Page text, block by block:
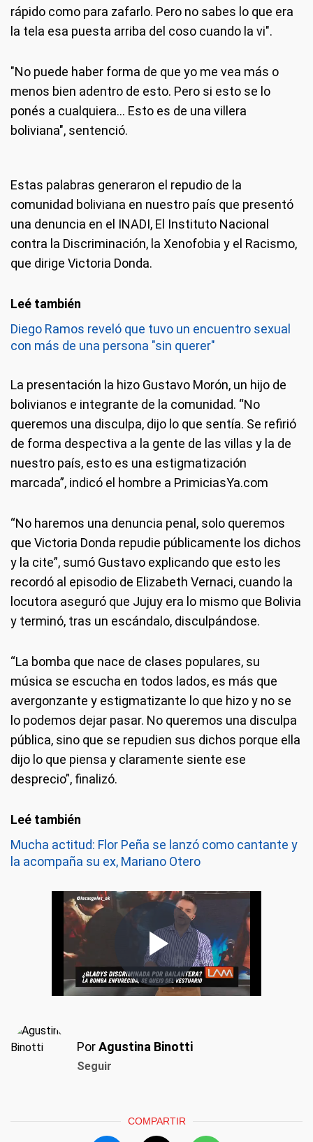
rápido como para zafarlo. Pero no sabes lo que era
la tela esa puesta arriba del coso cuando la vi".
"No puede haber forma de que yo me vea más o
menos bien adentro de esto. Pero si esto se lo
ponés a cualquiera... Esto es de una villera
boliviana", sentenció.
Estas palabras generaron el repudio de la
comunidad boliviana en nuestro país que presentó
una denuncia en el INADI, El Instituto Nacional
contra la Discriminación, la Xenofobia y el Racismo,
que dirige Victoria Donda.
Diego Ramos reveló que tuvo un encuentro sexual
con más de una persona "sin querer"
La presentación la hizo Gustavo Morón, un hijo de
bolivianos e integrante de la comunidad. “No
queremos una disculpa, dijo lo que sentía. Se refirió
de forma despectiva a la gente de las villas y la de
nuestro país, esto es una estigmatización
marcada”, indicó el hombre a PrimiciasYa.com
“No haremos una denuncia penal, solo queremos
que Victoria Donda repudie públicamente los dichos
y la cite”, sumó Gustavo explicando que esto les
recordó al episodio de Elizabeth Vernaci, cuando la
locutora aseguró que Jujuy era lo mismo que Bolivia
y terminó, tras un escándalo, disculpándose.
“La bomba que nace de clases populares, su
música se escucha en todos lados, es más que
avergonzante y estigmatizante lo que hizo y no se
lo podemos dejar pasar. No queremos una disculpa
pública, sino que se repudien sus dichos porque ella
dijo lo que piensa y claramente siente ese
desprecio”, finalizó.
Mucha actitud: Flor Peña se lanzó como cantante y
la acompaña su ex, Mariano Otero
PorAgustina Binotti
Seguir
COMPARTIR